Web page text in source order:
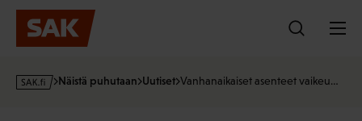
Hyppää
sisältöön
s
Näistä puhutaan Uutiset Vanhanaikaiset asenteet vaikeu…